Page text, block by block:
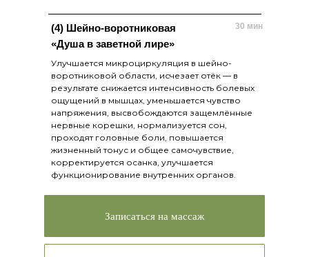
Улучшается микроциркуляция в шейно-
воротниковой области, исчезает отёк — в
результате снижается интенсивность болевых
ощущений в мышцах, уменьшается чувство
напряжения, высвобождаются защемлённые
нервные корешки, нормализуется сон,
проходят головные боли, повышается
жизненный тонус и общее самочувствие,
корректируется осанка, улучшается
функционирование внутренних органов.
(4) Шейно-воротниковая
«Душа в заветной лире»
30 мин
Записаться на массаж